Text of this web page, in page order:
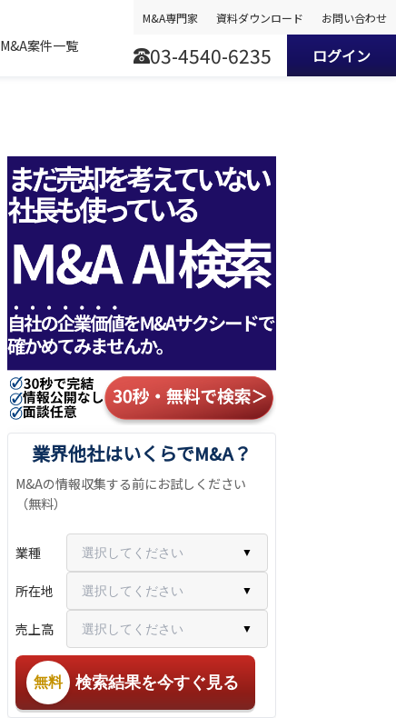
M&A案件一覧
M&A専門家 資料ダウンロード お問い合わせ
03-4540-6235 ログイン
業界他社はいくらでM&A？
M&Aの情報収集する前にお試しください
（無料）
業種 選択してください ▼
所在地 選択してください ▼
売上高 選択してください ▼
無料 検索結果を今すぐ見る